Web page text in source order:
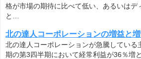
格が市場の期待に比べて低い、あるいはデ
と…
北の達人コーポレーションの増益と
北の達人コーポレーションが急騰している
期の第3四半期において経常利益が36％増